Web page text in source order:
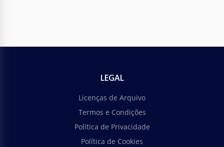
LEGAL
Licenças de Arquivo
Termos e Condições
Política de Privacidade
Política de Cookies